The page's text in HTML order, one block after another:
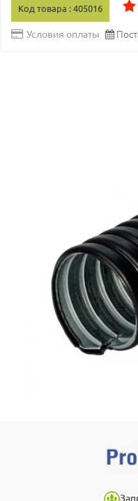
Код товара : 405016
Условия оплаты